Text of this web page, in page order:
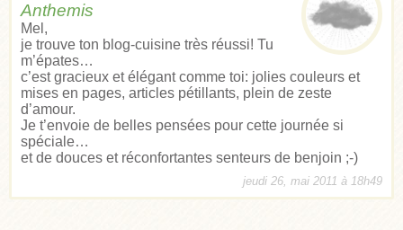
Anthemis
Mel,
je trouve ton blog-cuisine très réussi! Tu
m’épates…
c’est gracieux et élégant comme toi: jolies couleurs et
mises en pages, articles pétillants, plein de zeste
d’amour.
Je t’envoie de belles pensées pour cette journée si
spéciale…
et de douces et réconfortantes senteurs de benjoin ;-)
jeudi 26, mai 2011 à 18h49